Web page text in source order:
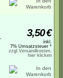
3,50€
inkl.
7% Umsatzsteuer *
zzgl.Versandkosten,
hier klicken